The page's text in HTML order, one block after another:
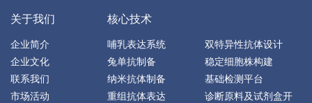
关于我们
企业简介
企业文化
联系我们
市场活动
核心技术
哺乳表达系统
兔单抗制备
纳米抗体制备
重组抗体表达
双特异性抗体设计
稳定细胞株构建
基础检测平台
诊断原料及试剂盒开